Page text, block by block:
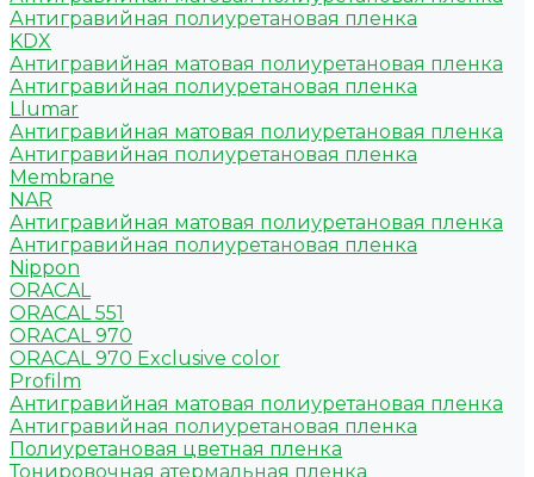
Антигравийная полиуретановая пленка
KDX
Антигравийная матовая полиуретановая пленка
Антигравийная полиуретановая пленка
Llumar
Антигравийная матовая полиуретановая пленка
Антигравийная полиуретановая пленка
Membrane
NAR
Антигравийная матовая полиуретановая пленка
Антигравийная полиуретановая пленка
Nippon
ORACAL
ORACAL 551
ORACAL 970
ORACAL 970 Exclusive color
Profilm
Антигравийная матовая полиуретановая пленка
Антигравийная полиуретановая пленка
Полиуретановая цветная пленка
Тонировочная атермальная пленка